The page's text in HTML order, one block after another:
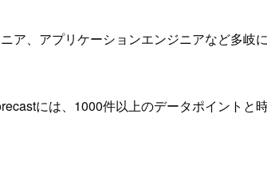
、アプリケーションエンジニアなど多岐
には、1000件以上のデータポイントと